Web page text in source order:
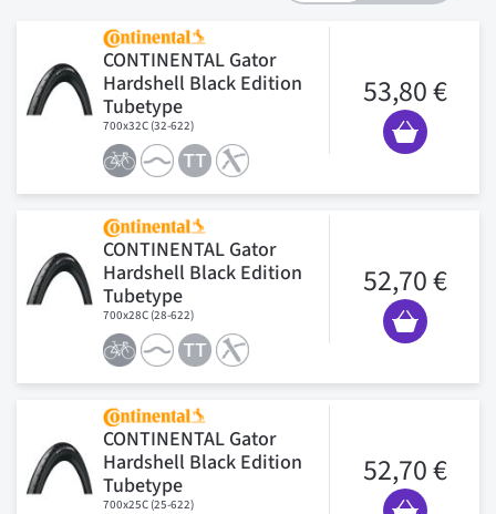
CONTINENTAL Gator
Hardshell Black Edition
Tubetype
700x32C (32-622)
53,80 €
CONTINENTAL Gator
Hardshell Black Edition
Tubetype
700x28C (28-622)
52,70 €
CONTINENTAL Gator
Hardshell Black Edition
Tubetype
700x25C (25-622)
52,70 €